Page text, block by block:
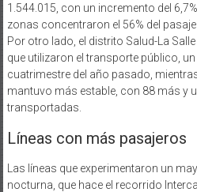
1.544.015, con un incremento del
zonas concentraron el 56% del
Por otro lado, el distrito Salud-La
que utilizaron el transporte público,
cuatrimestre del año pasado,
mantuvo más estable, con 88 más y
transportadas.
Líneas con más pasajeros
Las líneas que experimentaron un
nocturna, que hace el recorrido